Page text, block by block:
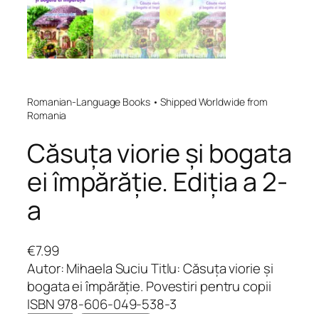
Romanian-Language Books • Shipped Worldwide from
Romania
Căsuța viorie și bogata
ei împărăție. Ediția a 2-
a
€7.99
Autor: Mihaela Suciu Titlu: Căsuța viorie și
bogata ei împărăție. Povestiri pentru copii
ISBN 978-606-049-538-3